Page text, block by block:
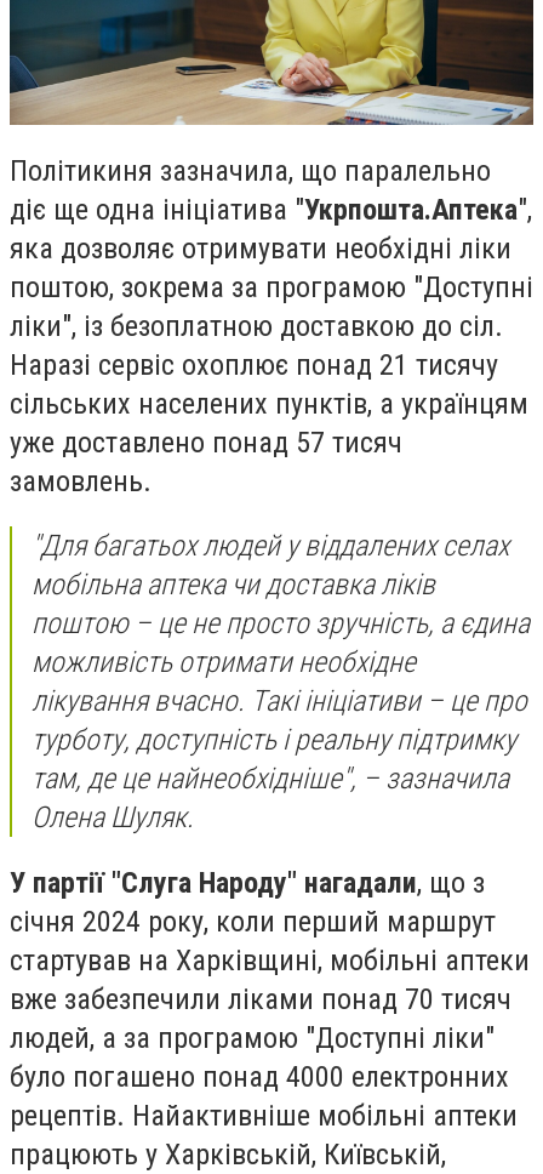
Політикиня зазначила, що паралельно
діє ще одна ініціатива "Укрпошта.Аптека",
яка дозволяє отримувати необхідні ліки
поштою, зокрема за програмою "Доступні
ліки", із безоплатною доставкою до сіл.
Наразі сервіс охоплює понад 21 тисячу
сільських населених пунктів, а українцям
уже доставлено понад 57 тисяч
замовлень.
"Для багатьох людей у віддалених селах
мобільна аптека чи доставка ліків
поштою – це не просто зручність, а єдина
можливість отримати необхідне
лікування вчасно. Такі ініціативи – це про
турботу, доступність і реальну підтримку
там, де це найнеобхідніше", – зазначила
Олена Шуляк.
У партії "Слуга Народу" нагадали, що з
січня 2024 року, коли перший маршрут
стартував на Харківщині, мобільні аптеки
вже забезпечили ліками понад 70 тисяч
людей, а за програмою "Доступні ліки"
було погашено понад 4000 електронних
рецептів. Найактивніше мобільні аптеки
працюють у Харківській, Київській,